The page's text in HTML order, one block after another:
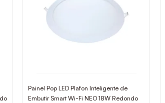
Painel Pop LED Plafon Inteligente de
Embutir Smart Wi-Fi NEO 18W Redondo